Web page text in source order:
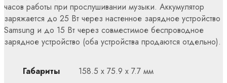
часов работы при прослушивании музыки. Аккумулятор
заряжается до 25 Вт через настенное зарядное устройство
Samsung и до 15 Вт через совместимое беспроводное
зарядное устройство (оба устройства продаются отдельно).
Габариты 158.5 x 75.9 x 7.7 мм